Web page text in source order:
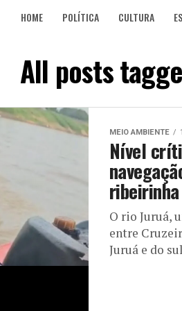
HOME POLÍTICA CULTURA
All posts
MEIO AMBIENTE
Nível
ribeirinha
O rio Juruá,
entre
Juruá e do